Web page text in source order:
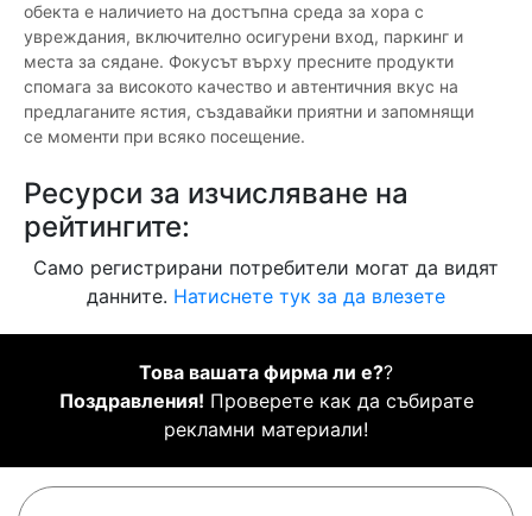
обекта е наличието на достъпна среда за хора с
увреждания, включително осигурени вход, паркинг и
места за сядане. Фокусът върху пресните продукти
спомага за високото качество и автентичния вкус на
предлаганите ястия, създавайки приятни и запомнящи
се моменти при всяко посещение.
Ресурси за изчисляване на
рейтингите:
Само регистрирани потребители могат да видят
данните. Натиснете тук за да влезете
Това вашата фирма ли е??
Поздравления! Проверете как да събирате
рекламни материали!